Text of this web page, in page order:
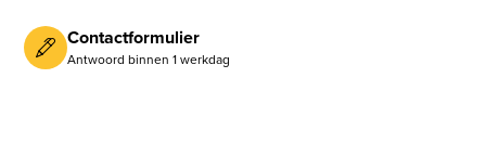
Contactformulier
Antwoord binnen 1 werkdag